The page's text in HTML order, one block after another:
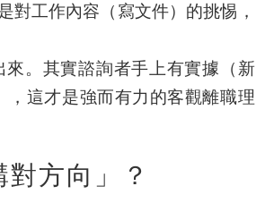
對工作內容（寫文件）的挑惕，
。其實諮詢者手上有實據（新
這才是強而有力的客觀離職理
方向」？